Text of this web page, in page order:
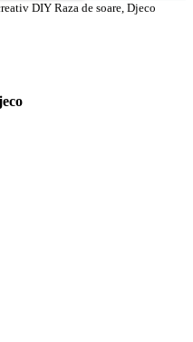
DIY Raza de soare, Djeco